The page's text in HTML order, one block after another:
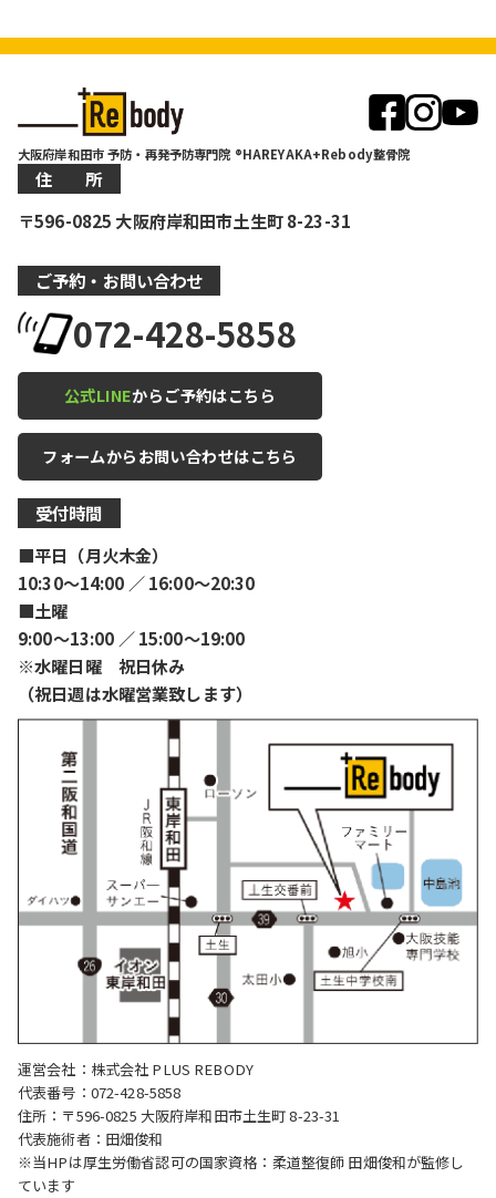
大阪府岸和田市 予防・再発予防専門院 ®HAREYAKA+Rebody整骨院
住 所
〒596-0825 大阪府岸和田市土生町 8-23-31
ご予約・お問い合わせ
072-428-5858
公式LINEからご予約はこちら
フォームからお問い合わせはこちら
受付時間
■平日（月火木金）
10:30〜14:00 ／ 16:00〜20:30
■土曜
9:00〜13:00 ／ 15:00〜19:00
※水曜日曜 祝日休み
（祝日週は水曜営業致します）
運営会社：株式会社 PLUS REBODY
代表番号：072-428-5858
住所：〒596-0825 大阪府岸和田市土生町 8-23-31
代表施術者：田畑俊和
※当HPは厚生労働省認可の国家資格：柔道整復師 田畑俊和が監修し
ています